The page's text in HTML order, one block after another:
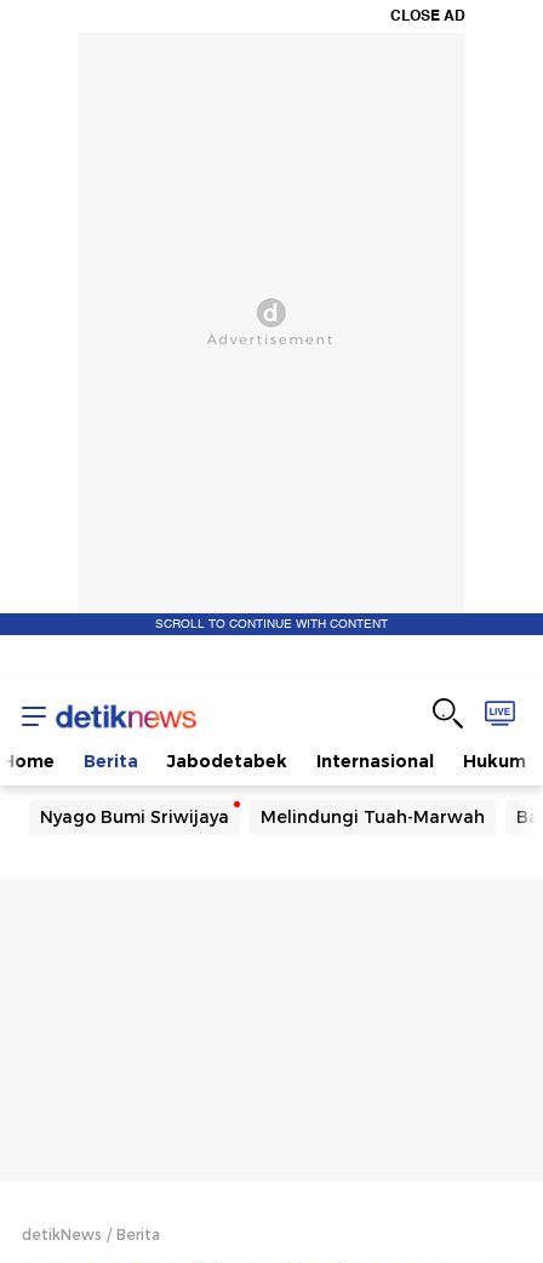
CLOSE AD
SCROLL TO CONTINUE WITH CONTENT
Home Berita Jabodetabek Internasional Hukum
Nyago Bumi Sriwijaya Melindungi Tuah-Marwah
detikNews Berita